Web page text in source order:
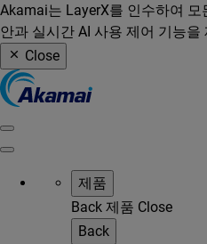
Akamai는 LayerX를 인수하여
안과 실시간 AI 사용 제어 기능을
Close
제품
Back 제품 Close
Back